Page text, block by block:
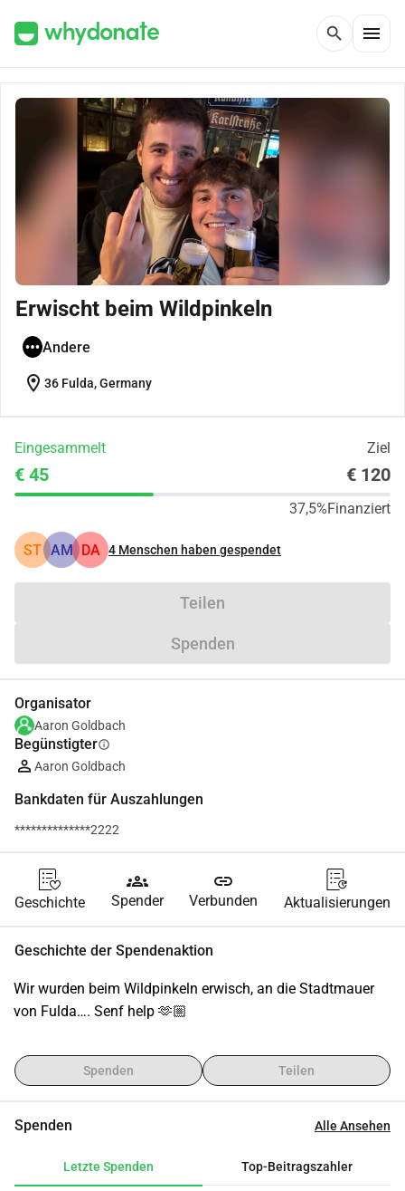
search menu
Erwischt beim Wildpinkeln
Andere
location_on 36 Fulda, Germany
Eingesammelt Ziel
€ 45 € 120
37,5%Finanziert
ST AM DA 4 Menschen haben gespendet
Teilen
Spenden
Organisator
Aaron Goldbach
Begünstigterinfo
Aaron Goldbach
Bankdaten für Auszahlungen
**************2222
Geschichte
groups
Spender
link
Verbunden Aktualisierungen
Geschichte der Spendenaktion
Wir wurden beim Wildpinkeln erwisch, an die Stadtmauer
von Fulda…. Senf help 🫶🏼
Spenden Teilen
Spenden Alle Ansehen
Letzte Spenden Top-Beitragszahler